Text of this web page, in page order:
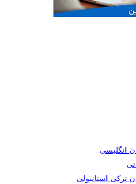
انگلیسی
ترکی استانبولی